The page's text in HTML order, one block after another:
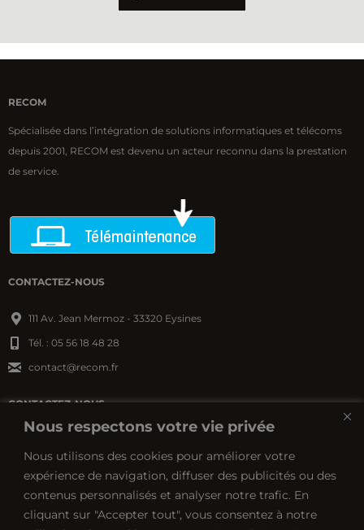
Nous respectons votre vie privée
Nous utilisons des cookies pour améliorer votre
expérience de navigation, diffuser des publicités ou des
contenus personnalisés et analyser notre trafic. En
cliquant sur "Accepter tout", vous consentez à notre
RECOM
Spécialisée dans l’intégration de solutions informatiques et télécoms
depuis 2001, RECOM est devenu un acteur reconnu dans la prestation
de service.
CONTACTEZ-NOUS
111 Av. Jean Mermoz - 33320 Eysines
Tél. : 05 56 18 48 28
contact@recom.fr
CONTACTEZ-NOUS
24660 Coulounieix-Chamiers
Tél. : 05 53 06 05 00
contact@recom.fr